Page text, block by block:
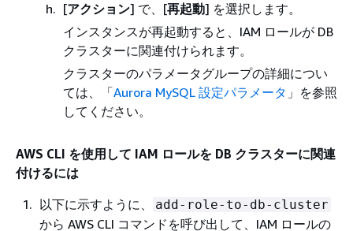
[アクション] で、[再起動] を選択します。
インスタンスが再起動すると、IAM ロールが DB
クラスターに関連付けられます。
クラスターのパラメータグループの詳細につい
ては、「Aurora MySQL 設定パラメータ 」を参照
してください。
AWS CLI を使用して IAM ロールを DB クラスターに関連
付けるには
以下に示すように、
add-role-to-db-cluster
から AWS CLI コマンドを呼び出して、IAM ロールの